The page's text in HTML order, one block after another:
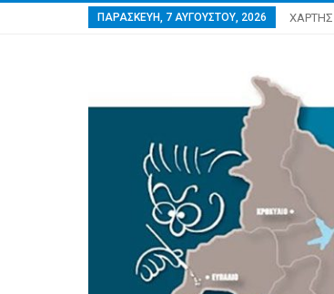
ΠΑΡΑΣΚΕΥΉ, 7 ΑΥΓΟΎΣΤΟΥ, 2026